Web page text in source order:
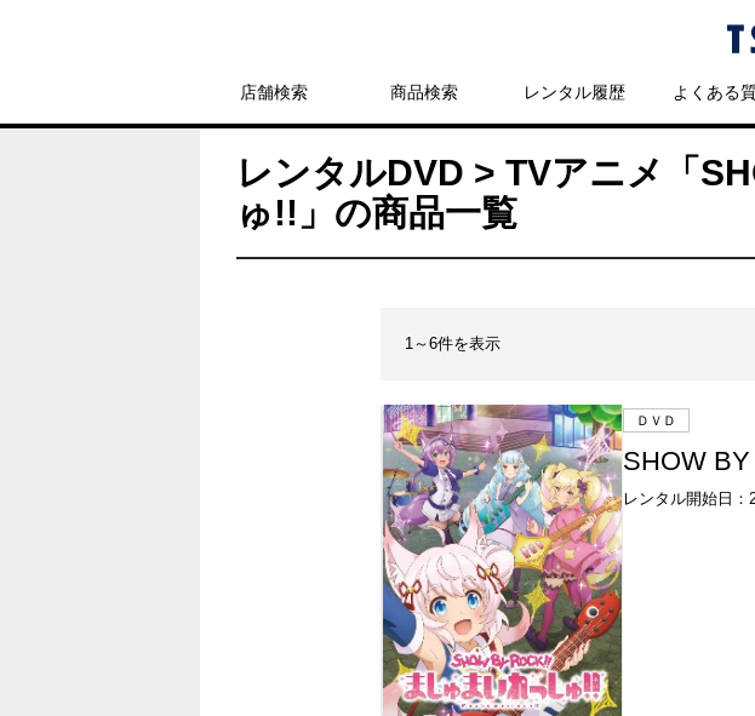
店舗検索 商品検索 レンタル履歴 よくある
レンタルDVD > TVアニメ「
ゅ!!」の商品一覧
1～6件を表示
ＤＶＤ
SHOW
レンタル開始日：